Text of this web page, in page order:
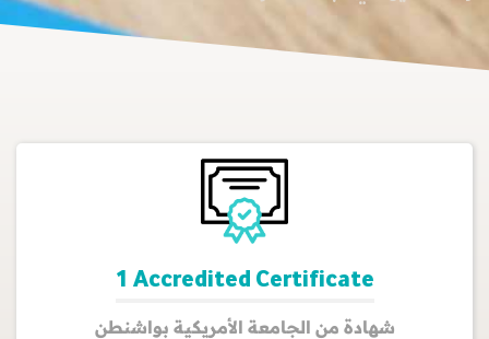
1 Accredited Certificate
شهادة من الجامعة الأمريكية بواشنطن